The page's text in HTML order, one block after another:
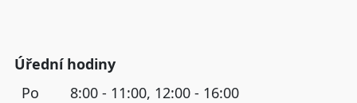
Úřední hodiny
Po
8:00 - 11:00, 12:00 - 16:00